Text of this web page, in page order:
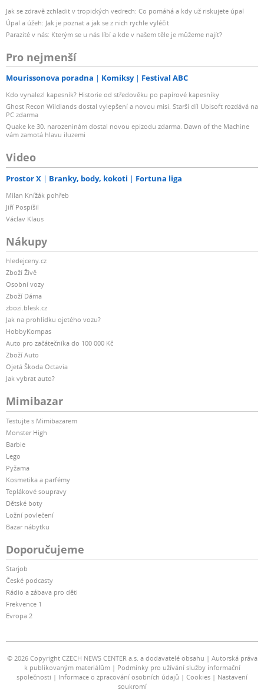
Jak se zdravě zchladit v tropických vedrech: Co pomáhá a kdy už riskujete úpal
Úpal a úžeh: Jak je poznat a jak se z nich rychle vyléčit
Parazité v nás: Kterým se u nás líbí a kde v našem těle je můžeme najít?
Pro nejmenší
Mourissonova poradna Komiksy Festival ABC
Kdo vynalezl kapesník? Historie od středověku po papírové kapesníky
Ghost Recon Wildlands dostal vylepšení a novou misi. Starší díl Ubisoft rozdává na
PC zdarma
Quake ke 30. narozeninám dostal novou epizodu zdarma. Dawn of the Machine
vám zamotá hlavu iluzemi
Video
Prostor X Branky, body, kokoti Fortuna liga
Milan Knížák pohřeb
Jiří Pospíšil
Václav Klaus
Nákupy
hledejceny.cz
Zboží Živě
Osobní vozy
Zboží Dáma
zbozi.blesk.cz
Jak na prohlídku ojetého vozu?
HobbyKompas
Auto pro začátečníka do 100 000 Kč
Zboží Auto
Ojetá Škoda Octavia
Jak vybrat auto?
Mimibazar
Testujte s Mimibazarem
Monster High
Barbie
Lego
Pyžama
Kosmetika a parfémy
Teplákové soupravy
Dětské boty
Ložní povlečení
Bazar nábytku
Doporučujeme
Starjob
České podcasty
Rádio a zábava pro děti
Frekvence 1
Evropa 2
© 2026 Copyright CZECH NEWS CENTER a.s. a dodavatelé obsahu
Autorská práva
k publikovaným materiálům
Podmínky pro užívání služby informační
společnosti
Informace o zpracování osobních údajů Cookies
Nastavení
soukromí